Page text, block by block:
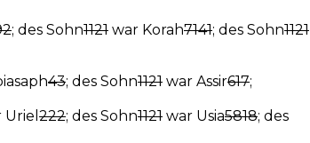
; des Sohn1121 war Korah7141; des Sohn1121
43; des Sohn1121 war Assir617;
Uriel 222; des Sohn1121 war Usia5818; des